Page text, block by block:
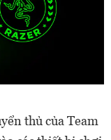
thủ của Team